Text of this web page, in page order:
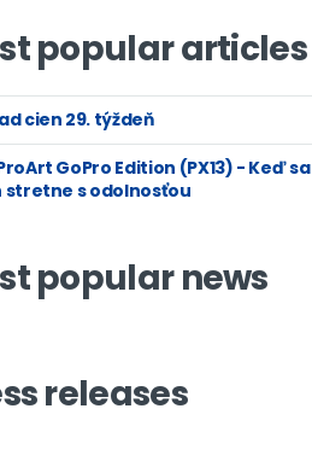
popular articles
cien 29. týždeň
GoPro Edition (PX13) - Keď sa
stretne s odolnosťou
popular news
releases